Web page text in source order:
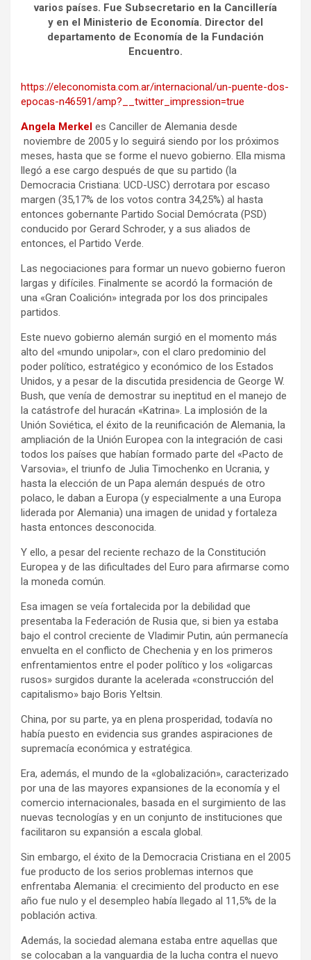
varios países. Fue Subsecretario en la Cancillería
y en el Ministerio de Economía. Director del
departamento de Economía de la Fundación
Encuentro.
https://eleconomista.com.ar/internacional/un-puente-dos-
epocas-n46591/amp?__twitter_impression=true
Angela Merkel es Canciller de Alemania desde
noviembre de 2005 y lo seguirá siendo por los próximos
meses, hasta que se forme el nuevo gobierno. Ella misma
llegó a ese cargo después de que su partido (la
Democracia Cristiana: UCD-USC) derrotara por escaso
margen (35,17% de los votos contra 34,25%) al hasta
entonces gobernante Partido Social Demócrata (PSD)
conducido por Gerard Schroder, y a sus aliados de
entonces, el Partido Verde.
Las negociaciones para formar un nuevo gobierno fueron
largas y difíciles. Finalmente se acordó la formación de
una «Gran Coalición» integrada por los dos principales
partidos.
Este nuevo gobierno alemán surgió en el momento más
alto del «mundo unipolar», con el claro predominio del
poder político, estratégico y económico de los Estados
Unidos, y a pesar de la discutida presidencia de George W.
Bush, que venía de demostrar su ineptitud en el manejo de
la catástrofe del huracán «Katrina». La implosión de la
Unión Soviética, el éxito de la reunificación de Alemania, la
ampliación de la Unión Europea con la integración de casi
todos los países que habían formado parte del «Pacto de
Varsovia», el triunfo de Julia Timochenko en Ucrania, y
hasta la elección de un Papa alemán después de otro
polaco, le daban a Europa (y especialmente a una Europa
liderada por Alemania) una imagen de unidad y fortaleza
hasta entonces desconocida.
Y ello, a pesar del reciente rechazo de la Constitución
Europea y de las dificultades del Euro para afirmarse como
la moneda común.
Esa imagen se veía fortalecida por la debilidad que
presentaba la Federación de Rusia que, si bien ya estaba
bajo el control creciente de Vladimir Putin, aún permanecía
envuelta en el conflicto de Chechenia y en los primeros
enfrentamientos entre el poder político y los «oligarcas
rusos» surgidos durante la acelerada «construcción del
capitalismo» bajo Boris Yeltsin.
China, por su parte, ya en plena prosperidad, todavía no
había puesto en evidencia sus grandes aspiraciones de
supremacía económica y estratégica.
Era, además, el mundo de la «globalización», caracterizado
por una de las mayores expansiones de la economía y el
comercio internacionales, basada en el surgimiento de las
nuevas tecnologías y en un conjunto de instituciones que
facilitaron su expansión a escala global.
Sin embargo, el éxito de la Democracia Cristiana en el 2005
fue producto de los serios problemas internos que
enfrentaba Alemania: el crecimiento del producto en ese
año fue nulo y el desempleo había llegado al 11,5% de la
población activa.
Además, la sociedad alemana estaba entre aquellas que
se colocaban a la vanguardia de la lucha contra el nuevo